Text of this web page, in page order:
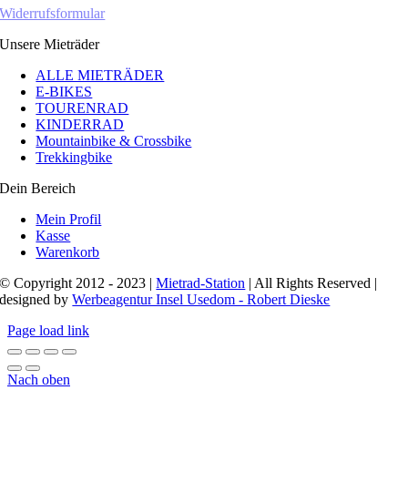
Widerrufsformular
Unsere Mieträder
ALLE MIETRÄDER
E-BIKES
TOURENRAD
KINDERRAD
Mountainbike & Crossbike
Trekkingbike
Dein Bereich
Mein Profil
Kasse
Warenkorb
© Copyright 2012 - 2023 |Mietrad-Station | All Rights Reserved |
designed byWerbeagentur Insel Usedom - Robert Dieske
Page load link
Nach oben